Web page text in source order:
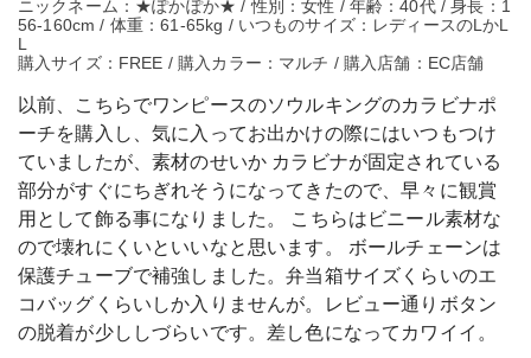
ニックネーム：★ぽかぽか★ / 性別：女性 / 年齢：40代 / 身長：1
56-160cm / 体重：61-65kg / いつものサイズ：レディースのLかL
L
購入サイズ：FREE / 購入カラー：マルチ / 購入店舗：EC店舗
以前、こちらでワンピースのソウルキングのカラビナポ
ーチを購入し、気に入ってお出かけの際にはいつもつけ
ていましたが、素材のせいか カラビナが固定されている
部分がすぐにちぎれそうになってきたので、早々に観賞
用として飾る事になりました。 こちらはビニール素材な
ので壊れにくいといいなと思います。 ボールチェーンは
保護チューブで補強しました。弁当箱サイズくらいのエ
コバッグくらいしか入りませんが。レビュー通りボタン
の脱着が少ししづらいです。差し色になってカワイイ。